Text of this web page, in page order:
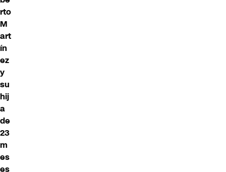
rto
M
art
ín
ez
y
su
hij
a
de
23
m
es
es